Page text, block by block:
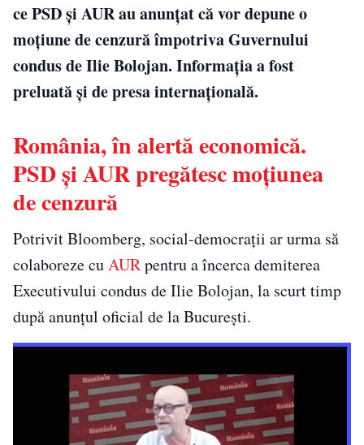
ce PSD și AUR au anunțat că vor depune o
moțiune de cenzură împotriva Guvernului
condus de Ilie Bolojan. Informația a fost
preluată și de presa internațională.
România, în alertă economică.
PSD și AUR pregătesc moțiunea
de cenzură
Potrivit Bloomberg, social-democrații ar urma să
colaboreze cuAURpentru a încerca demiterea
Executivului condus de Ilie Bolojan, la scurt timp
după anunțul oficial de la București.